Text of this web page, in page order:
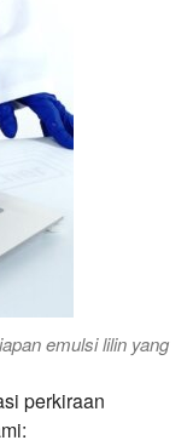
emulsi lilin yang
perkiraan